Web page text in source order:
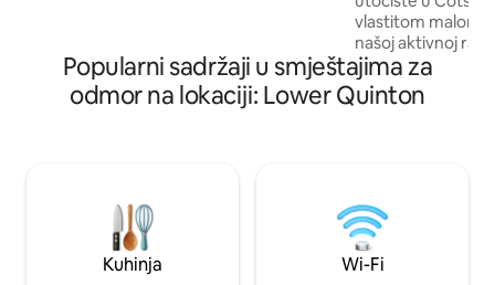
poklopcem na međuspratu. Savršeno
romantično utočište s otvorenim
prostorom za boravak, potpuno
predivnog područja Cotswolds.
vlastitom malom,
našoj aktivnoj
oranica. Mirno
opustiti i
otvorenom pruža
tokom zimskih
osnovna, mala
šolju čaja i
prostoru.
Popularni sadržaji u smještajima za
odmor na lokaciji: Lower Quinton
Kuhinja Wi-Fi